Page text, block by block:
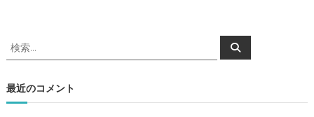
検
索
象
:
検
索
最近のコメント